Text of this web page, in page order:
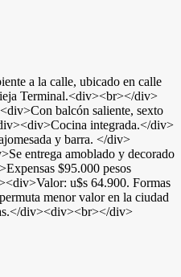
a la calle, ubicado en calle
Terminal.<div><br></div>
balcón saliente, sexto
integrada.</div>
y barra. </div>
entrega amoblado y decorado
$95.000 pesos
u$s 64.900. Formas
menor valor en la ciudad
div><div><br></div>